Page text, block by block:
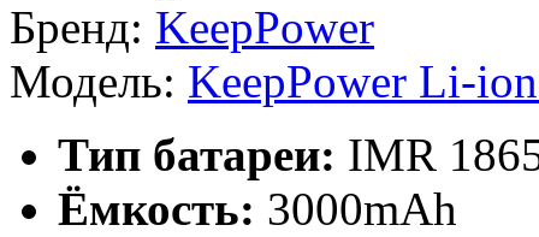
Бренд:
Модель: KeepPower Li-
Тип батареи: IMR
Ёмкость: 3000mAh